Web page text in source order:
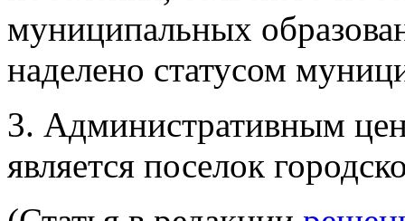
муниципальных
наделено статусом
3. Административным
является поселок